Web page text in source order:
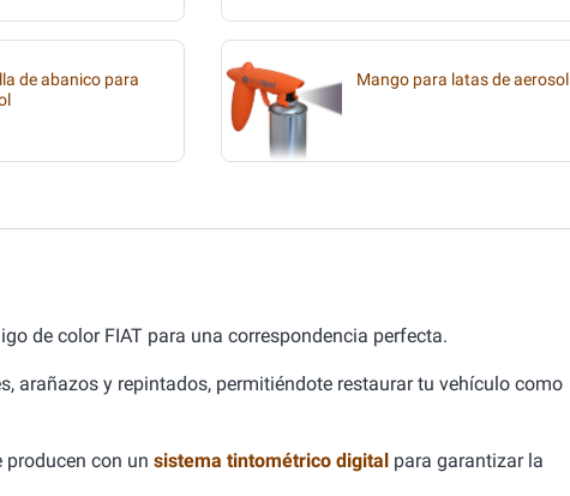
de abanico para
Mango para latas de aerosol
de color FIAT para una correspondencia perfecta.
arañazos y repintados, permitiéndote restaurar tu vehículo como
con un sistema tintométrico digital para garantizar la